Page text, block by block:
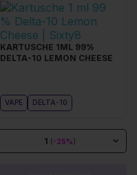
KARTUSCHE 1ML 99%
DELTA-10 LEMON CHEESE
VAPE DELTA-10
1 (-25%)